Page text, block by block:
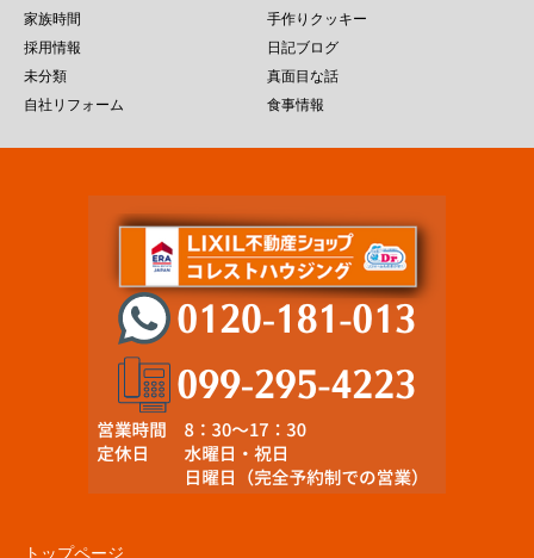
家族時間
手作りクッキー
採用情報
日記ブログ
未分類
真面目な話
自社リフォーム
食事情報
トップページ